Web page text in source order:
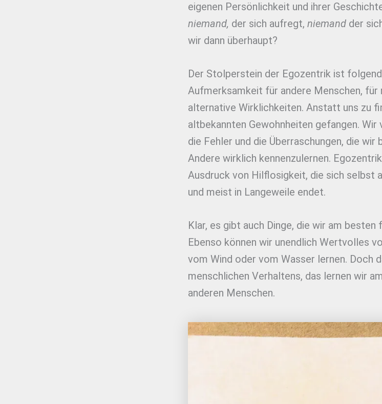
eigenen Persönlichkeit und ihrer
niemand, der sich aufregt, niemand der
wir dann überhaupt?
Der Stolperstein der Egozentrik ist
Aufmerksamkeit für andere Menschen, für
alternative Wirklichkeiten. Anstatt uns zu
altbekannten Gewohnheiten gefangen. Wir
die Fehler und die Überraschungen, die wir
Andere wirklich kennenzulernen.
Ausdruck von Hilflosigkeit, die sich selbst
und meist in Langeweile endet.
Klar, es gibt auch Dinge, die wir am besten
Ebenso können wir unendlich Wertvolles
vom Wind oder vom Wasser lernen. Doch
menschlichen Verhaltens, das lernen wir
anderen Menschen.